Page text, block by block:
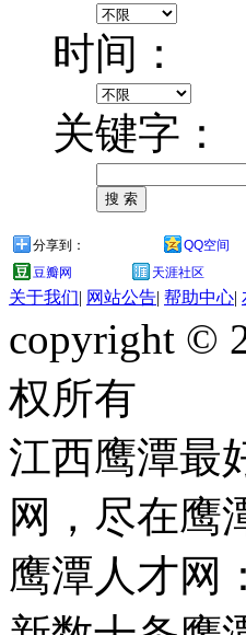
时间：
关键字：
分享到： QQ空间
豆瓣网
天涯社区
关于我们| 网站公告| 帮助中心|
copyright ©
权所有
江西鹰潭最
网，尽在鹰
鹰潭人才网